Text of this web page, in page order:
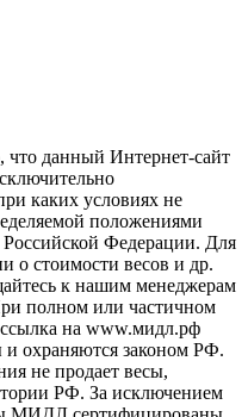
данный Интернет-сайт
каких условиях не
положениями
Российской Федерации. Для
о стоимости весов и др.
к нашим менеджерам
полном или частичном
ссылка на www.мидл.рф
и охраняются законом РФ.
не продает весы,
РФ. За исключением